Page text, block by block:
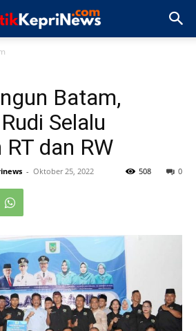
Batam,
Selalu
dan RW
- Oktober 25, 2022 0
508